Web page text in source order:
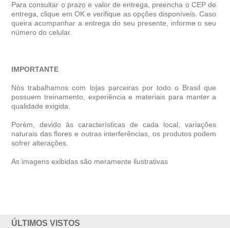
Para consultar o prazo e valor de entrega, preencha o CEP de
entrega, clique em OK e verifique as opções disponíveis. Caso
queira acompanhar a entrega do seu presente, informe o seu
número do celular.
IMPORTANTE
Nós trabalhamos com lojas parceiras por todo o Brasil que
possuem treinamento, experiência e materiais para manter a
qualidade exigida.
Porém, devido às características de cada local, variações
naturais das flores e outras interferências, os produtos podem
sofrer alterações.
As imagens exibidas são meramente ilustrativas
ÚLTIMOS VISTOS